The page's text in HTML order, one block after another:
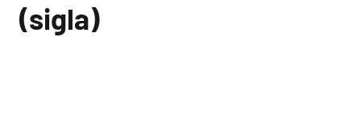
(sigla)